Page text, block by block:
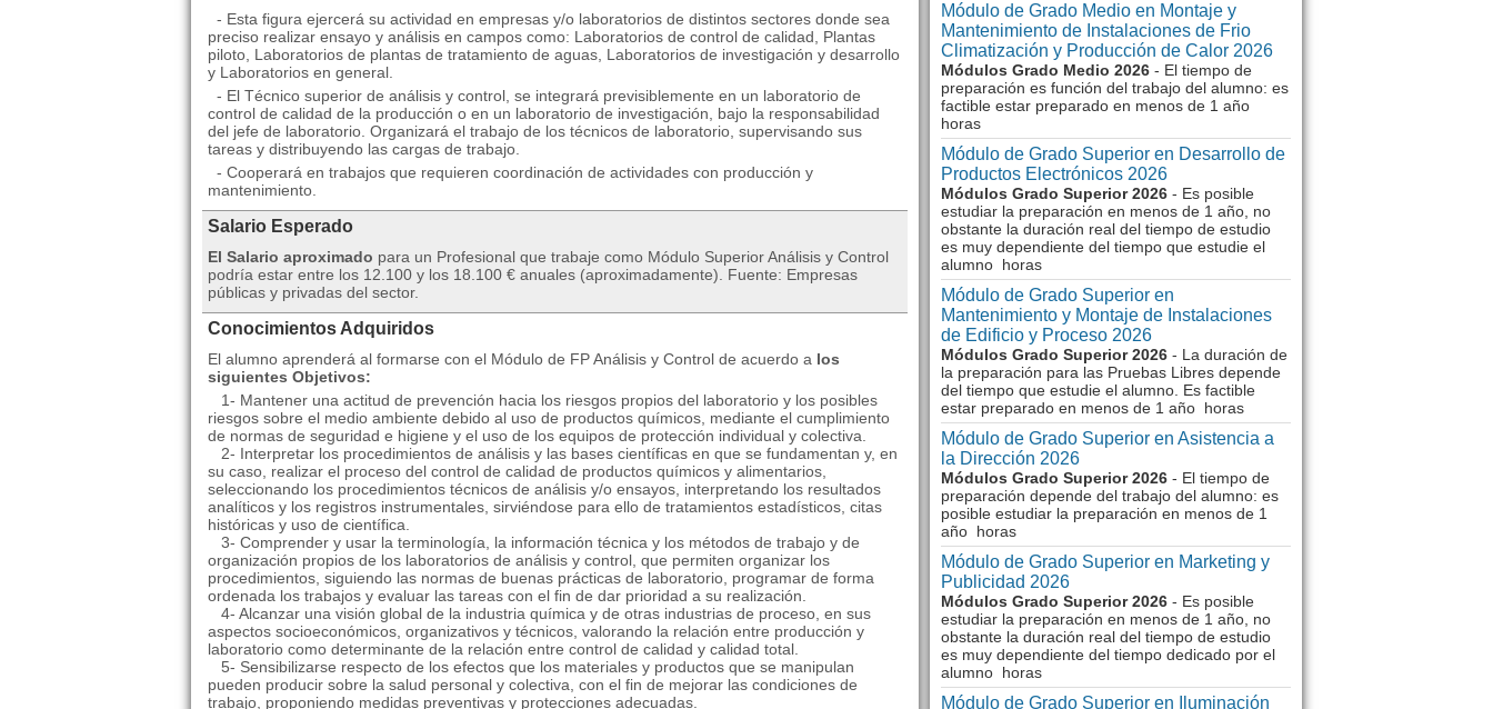
- Esta figura ejercerá su actividad en empresas y/o laboratorios de distintos sectores donde sea
preciso realizar ensayo y análisis en campos como: Laboratorios de control de calidad, Plantas
piloto, Laboratorios de plantas de tratamiento de aguas, Laboratorios de investigación y desarrollo
y Laboratorios en general.
- El Técnico superior de análisis y control, se integrará previsiblemente en un laboratorio de
control de calidad de la producción o en un laboratorio de investigación, bajo la responsabilidad
del jefe de laboratorio. Organizará el trabajo de los técnicos de laboratorio, supervisando sus
tareas y distribuyendo las cargas de trabajo.
- Cooperará en trabajos que requieren coordinación de actividades con producción y
mantenimiento.
Salario Esperado
El Salario aproximado para un Profesional que trabaje como Módulo Superior Análisis y Control
podría estar entre los 12.100 y los 18.100 € anuales (aproximadamente). Fuente: Empresas
públicas y privadas del sector.
Conocimientos Adquiridos
El alumno aprenderá al formarse con el Módulo de FP Análisis y Control de acuerdo a los
siguientes Objetivos:
1- Mantener una actitud de prevención hacia los riesgos propios del laboratorio y los posibles
riesgos sobre el medio ambiente debido al uso de productos químicos, mediante el cumplimiento
de normas de seguridad e higiene y el uso de los equipos de protección individual y colectiva.
2- Interpretar los procedimientos de análisis y las bases científicas en que se fundamentan y, en
su caso, realizar el proceso del control de calidad de productos químicos y alimentarios,
seleccionando los procedimientos técnicos de análisis y/o ensayos, interpretando los resultados
analíticos y los registros instrumentales, sirviéndose para ello de tratamientos estadísticos, citas
históricas y uso de científica.
3- Comprender y usar la terminología, la información técnica y los métodos de trabajo y de
organización propios de los laboratorios de análisis y control, que permiten organizar los
procedimientos, siguiendo las normas de buenas prácticas de laboratorio, programar de forma
ordenada los trabajos y evaluar las tareas con el fin de dar prioridad a su realización.
4- Alcanzar una visión global de la industria química y de otras industrias de proceso, en sus
aspectos socioeconómicos, organizativos y técnicos, valorando la relación entre producción y
laboratorio como determinante de la relación entre control de calidad y calidad total.
5- Sensibilizarse respecto de los efectos que los materiales y productos que se manipulan
pueden producir sobre la salud personal y colectiva, con el fin de mejorar las condiciones de
trabajo, proponiendo medidas preventivas y protecciones adecuadas.
Módulo de Grado Medio en Montaje y
Mantenimiento de Instalaciones de Frio
Climatización y Producción de Calor 2026
Módulos Grado Medio 2026 - El tiempo de
preparación es función del trabajo del alumno: es
factible estar preparado en menos de 1 año
horas
Módulo de Grado Superior en Desarrollo de
Productos Electrónicos 2026
Módulos Grado Superior 2026 - Es posible
estudiar la preparación en menos de 1 año, no
obstante la duración real del tiempo de estudio
es muy dependiente del tiempo que estudie el
alumno horas
Módulo de Grado Superior en
Mantenimiento y Montaje de Instalaciones
de Edificio y Proceso 2026
Módulos Grado Superior 2026 - La duración de
la preparación para las Pruebas Libres depende
del tiempo que estudie el alumno. Es factible
estar preparado en menos de 1 año horas
Módulo de Grado Superior en Asistencia a
la Dirección 2026
Módulos Grado Superior 2026 - El tiempo de
preparación depende del trabajo del alumno: es
posible estudiar la preparación en menos de 1
año horas
Módulo de Grado Superior en Marketing y
Publicidad 2026
Módulos Grado Superior 2026 - Es posible
estudiar la preparación en menos de 1 año, no
obstante la duración real del tiempo de estudio
es muy dependiente del tiempo dedicado por el
alumno horas
Módulo de Grado Superior en Iluminación